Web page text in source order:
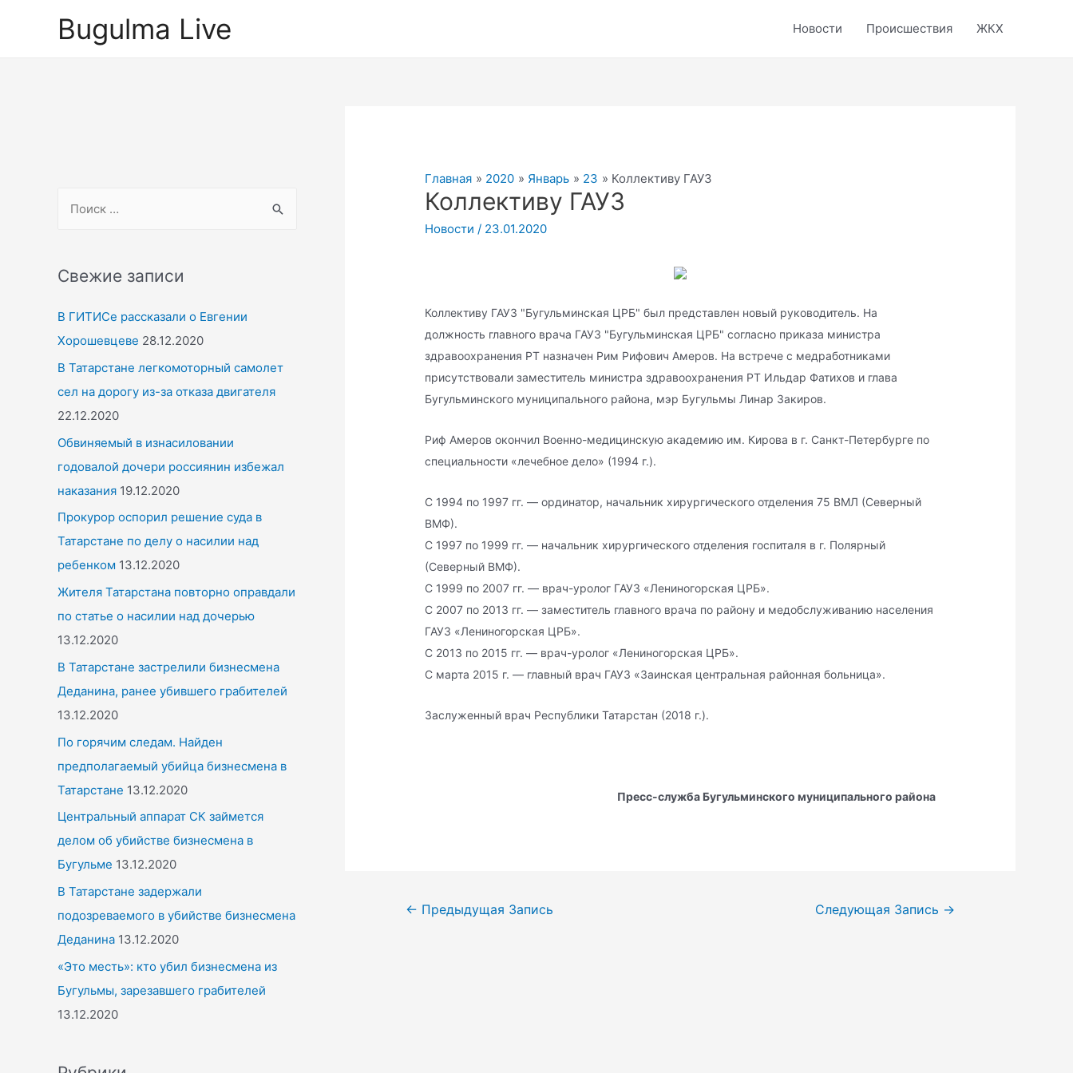
Bugulma Live Новости Происшествия ЖКХ
r
h
f
o
r
:
Свежие записи
В ГИТИСе рассказали о Евгении
Хорошевцеве 28.12.2020
В Татарстане легкомоторный самолет
сел на дорогу из-за отказа двигателя
22.12.2020
Обвиняемый в изнасиловании
годовалой дочери россиянин избежал
наказания 19.12.2020
Прокурор оспорил решение суда в
Татарстане по делу о насилии над
ребенком 13.12.2020
Жителя Татарстана повторно оправдали
по статье о насилии над дочерью
13.12.2020
В Татарстане застрелили бизнесмена
Деданина, ранее убившего грабителей
13.12.2020
По горячим следам. Найден
предполагаемый убийца бизнесмена в
Татарстане 13.12.2020
Центральный аппарат СК займется
делом об убийстве бизнесмена в
Бугульме 13.12.2020
В Татарстане задержали
подозреваемого в убийстве бизнесмена
Деданина 13.12.2020
«Это месть»: кто убил бизнесмена из
Бугульмы, зарезавшего грабителей
13.12.2020
Главная 2020 Январь 23 Коллективу ГАУЗ
Коллективу ГАУЗ
Новости / 23.01.2020
Коллективу ГАУЗ "Бугульминская ЦРБ" был представлен новый руководитель. На
должность главного врача ГАУЗ "Бугульминская ЦРБ" согласно приказа министра
здравоохранения РТ назначен Рим Рифович Амеров. На встрече с медработниками
присутствовали заместитель министра здравоохранения РТ Ильдар Фатихов и глава
Бугульминского муниципального района, мэр Бугульмы Линар Закиров.
Риф Амеров окончил Военно-медицинскую академию им. Кирова в г. Санкт-Петербурге по
специальности «лечебное дело» (1994 г.).
С 1994 по 1997 гг. — ординатор, начальник хирургического отделения 75 ВМЛ (Северный
ВМФ).
С 1997 по 1999 гг. — начальник хирургического отделения госпиталя в г. Полярный
(Северный ВМФ).
С 1999 по 2007 гг. — врач-уролог ГАУЗ «Лениногорская ЦРБ».
С 2007 по 2013 гг. — заместитель главного врача по району и медобслуживанию населения
ГАУЗ «Лениногорская ЦРБ».
С 2013 по 2015 гг. — врач-уролог «Лениногорская ЦРБ».
С марта 2015 г. — главный врач ГАУЗ «Заинская центральная районная больница».
Заслуженный врач Республики Татарстан (2018 г.).
Пресс-служба Бугульминского муниципального района
Навигация
← Предыдущая Запись Следующая Запись →